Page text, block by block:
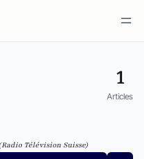
1
Articles
Télévision Suisse)